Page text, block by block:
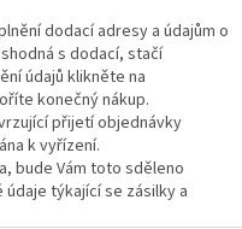
dodací adresy a údajům o
s dodací, stačí
údajů klikněte na
konečný nákup.
přijetí objednávky
k vyřízení.
bude Vám toto sděleno
týkající se zásilky a